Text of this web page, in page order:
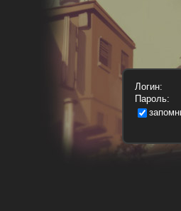
Логин:
Пароль: